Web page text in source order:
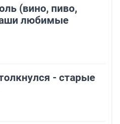
(вино, пиво,
любимые
- старые